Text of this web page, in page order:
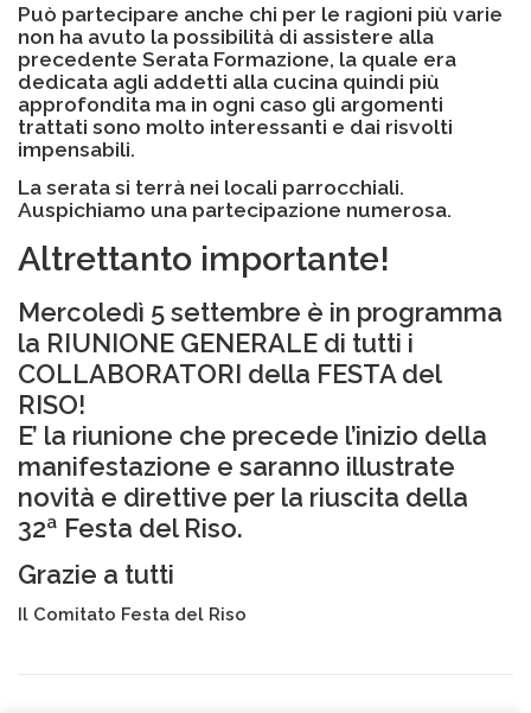
Può partecipare anche chi per le ragioni più varie
non ha avuto la possibilità di assistere alla
precedente Serata Formazione, la quale era
dedicata agli addetti alla cucina quindi più
approfondita ma in ogni caso gli argomenti
trattati sono molto interessanti e dai risvolti
impensabili.
La serata si terrà nei locali parrocchiali.
Auspichiamo una partecipazione numerosa.
Altrettanto importante!
Mercoledì 5 settembre è in programma
la RIUNIONE GENERALE di tutti i
COLLABORATORI della FESTA del
RISO!
E’ la riunione che precede l’inizio della
manifestazione e saranno illustrate
novità e direttive per la riuscita della
32ª Festa del Riso.
Grazie a tutti
Il Comitato Festa del Riso